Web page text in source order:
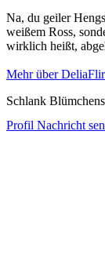
Na, du geiler
weißem Ross,
wirklich heißt,
Mehr über
Schlank
Profil Nachricht